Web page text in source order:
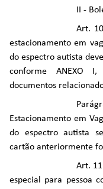
II -
Art.
estacionamento em
do espectro autista
conforme ANEXO I,
documentos
Estacionamento em
do espectro autista
cartão anteriormente
Art.
especial para pessoa